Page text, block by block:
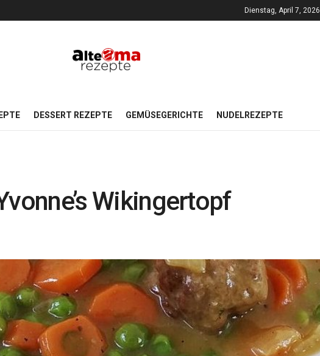
Dienstag, April 7, 2026
DESSERT REZEPTE GEMÜSEGERICHTE NUDELREZEPTE
Wikingertopf